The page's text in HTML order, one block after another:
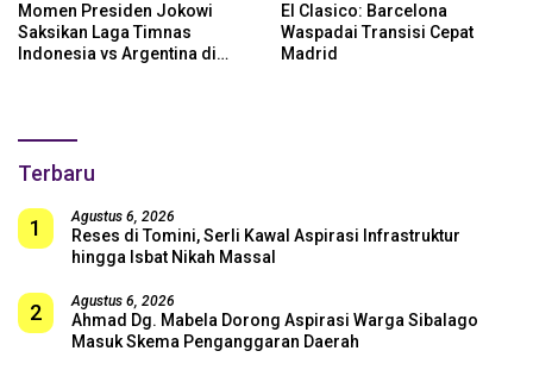
Momen Presiden Jokowi
Saksikan Laga Timnas
Indonesia vs Argentina di
El Clasico: Barcelona
Waspadai Transisi Cepat
Madrid
Terbaru
1 Agustus 6, 2026
Reses di Tomini, Serli Kawal Aspirasi Infrastruktur
hingga Isbat Nikah Massal
2 Agustus 6, 2026
Ahmad Dg. Mabela Dorong Aspirasi Warga Sibalago
Masuk Skema Penganggaran Daerah